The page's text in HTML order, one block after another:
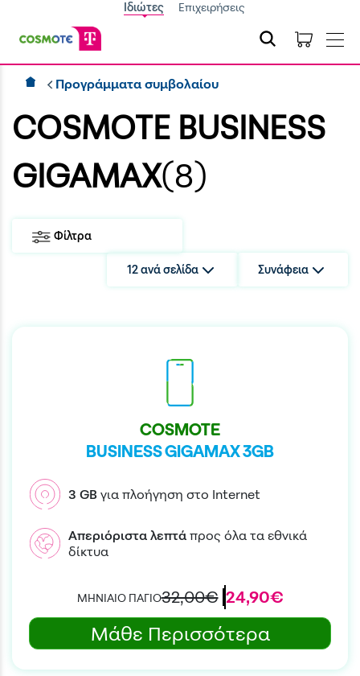
Ιδιώτες Επιχειρήσεις
Προγράμματα συμβολαίου
COSMOTE BUSINESS
GIGAMAX(8)
Φίλτρα
12 ανά σελίδα Συνάφεια
COSMOTE
BUSINESS GIGAMAX 3GB
3 GB για πλοήγηση στο Internet
Απεριόριστα λεπτά προς όλα τα εθνικά
δίκτυα
ΜΗΝΙΑΙΟ ΠΑΓΙΟ32,00€ 24,90€
Μάθε Περισσότερα